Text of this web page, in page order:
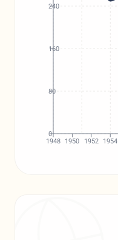
1948 1950 1952 1954
0
80
160
240